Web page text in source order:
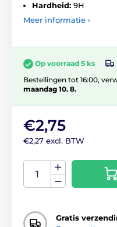
Hardheid: 9H
Meer informatie ›
Op voorraad 5 ks
Bestellingen tot 16:00,
maandag 10. 8.
€2,75
€2,27 excl. BTW
Gratis